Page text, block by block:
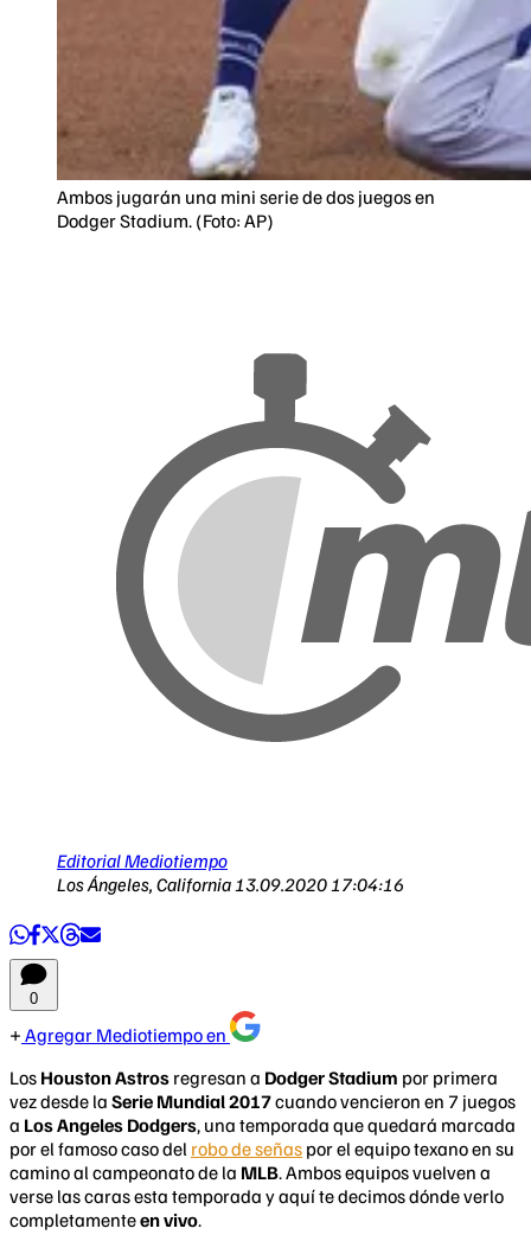
Ambos jugarán una mini serie de dos juegos en
Dodger Stadium. (Foto: AP)
Editorial Mediotiempo
Los Ángeles, California 13.09.2020 17:04:16
0
Agregar Mediotiempo en
Los Houston Astros regresan a Dodger Stadium por primera
vez desde la Serie Mundial 2017cuando vencieron en 7 juegos
a Los Angeles Dodgers, una temporada que quedará marcada
por el famoso caso del robo de señas por el equipo texano en su
camino al campeonato de la MLB. Ambos equipos vuelven a
verse las caras esta temporada y aquí te decimos dónde verlo
completamenteen vivo.